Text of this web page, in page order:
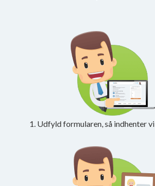
1. Udfyld formularen, så indhenter